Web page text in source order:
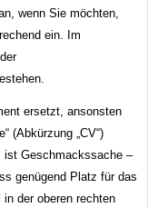
wenn Sie möchten,
ein. Im
ersetzt, ansonsten
(Abkürzung „CV“)
ist Geschmackssache –
genügend Platz für das
der oberen rechten